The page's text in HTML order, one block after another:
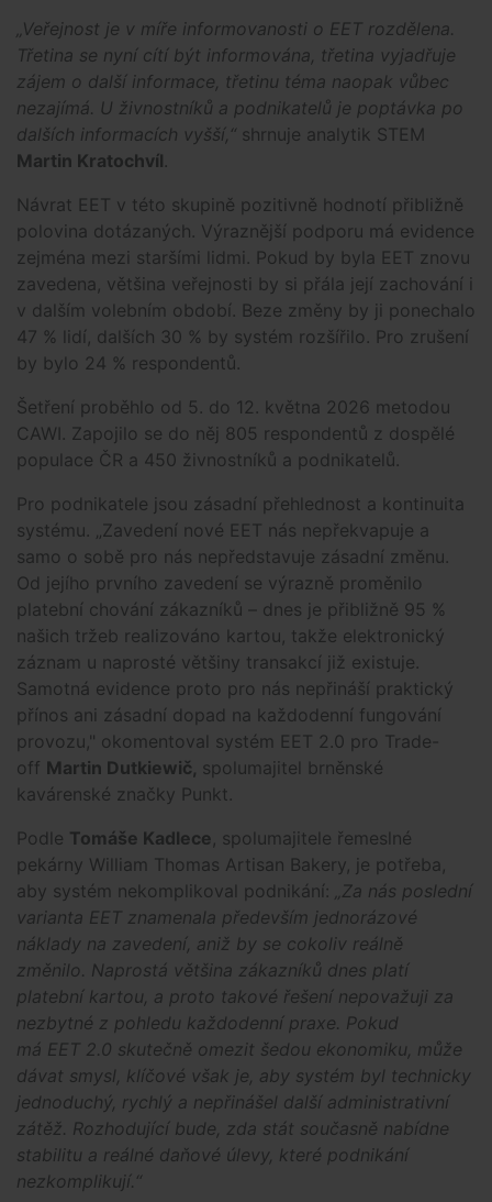
„Veřejnost je v míře informovanosti o EET rozdělena.
Třetina se nyní cítí být informována, třetina vyjadřuje
zájem o další informace, třetinu téma naopak vůbec
nezajímá. U živnostníků a podnikatelů je poptávka po
dalších informacích vyšší,“ shrnuje analytik STEM
Martin Kratochvíl.
Návrat EET v této skupině pozitivně hodnotí přibližně
polovina dotázaných. Výraznější podporu má evidence
zejména mezi staršími lidmi. Pokud by byla EET znovu
zavedena, většina veřejnosti by si přála její zachování i
v dalším volebním období. Beze změny by ji ponechalo
47 % lidí, dalších 30 % by systém rozšířilo. Pro zrušení
by bylo 24 % respondentů.
Šetření proběhlo od 5. do 12. května 2026 metodou
CAWI. Zapojilo se do něj 805 respondentů z dospělé
populace ČR a 450 živnostníků a podnikatelů.
Pro podnikatele jsou zásadní přehlednost a kontinuita
systému. „Zavedení nové EET nás nepřekvapuje a
samo o sobě pro nás nepředstavuje zásadní změnu.
Od jejího prvního zavedení se výrazně proměnilo
platební chování zákazníků – dnes je přibližně 95 %
našich tržeb realizováno kartou, takže elektronický
záznam u naprosté většiny transakcí již existuje.
Samotná evidence proto pro nás nepřináší praktický
přínos ani zásadní dopad na každodenní fungování
provozu," okomentoval systém EET 2.0 pro Trade-
off Martin Dutkiewič, spolumajitel brněnské
kavárenské značky Punkt.
Podle Tomáše Kadlece , spolumajitele řemeslné
pekárny William Thomas Artisan Bakery, je potřeba,
aby systém nekomplikoval podnikání:
„Za nás poslední
varianta EET znamenala především jednorázové
náklady na zavedení, aniž by se cokoliv reálně
změnilo. Naprostá většina zákazníků dnes platí
platební kartou, a proto takové řešení nepovažuji za
nezbytné z pohledu každodenní praxe. Pokud
má EET 2.0 skutečně omezit šedou ekonomiku, může
dávat smysl, klíčové však je, aby systém byl technicky
jednoduchý, rychlý a nepřinášel další administrativní
zátěž. Rozhodující bude, zda stát současně nabídne
stabilitu a reálné daňové úlevy, které podnikání
nezkomplikují.“